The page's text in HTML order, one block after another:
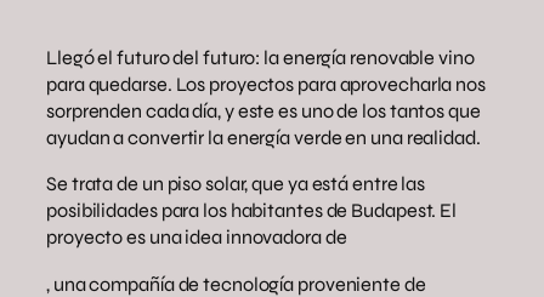
Llegó el futuro del futuro: la energía renovable vino
para quedarse. Los proyectos para aprovecharla nos
sorprenden cada día, y este es uno de los tantos que
ayudan a convertir la energía verde en una realidad.
Se trata de un piso solar, que ya está entre las
posibilidades para los habitantes de Budapest. El
proyecto es una idea innovadora de
, una compañía de tecnología proveniente de